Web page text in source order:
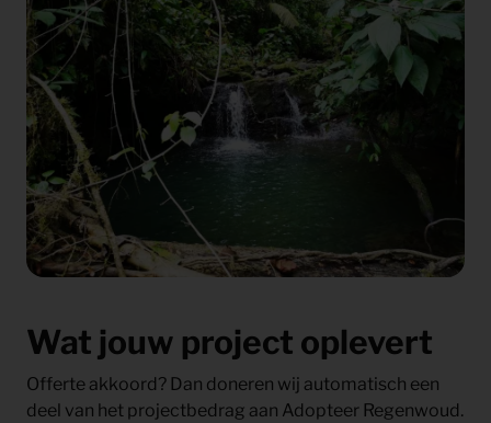
Wat jouw project oplevert
Offerte akkoord? Dan doneren wij automatisch een
deel van het projectbedrag aan Adopteer Regenwoud.